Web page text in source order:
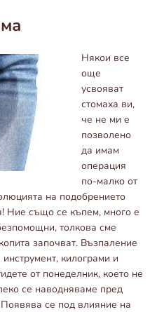
Някои все
още
усвояват
стомаха ви,
че не ми е
позволено
да имам
операция
по-малко от
на подобрението
Ние също се къпем, много е
толкова сме
започват. Възпаление
килограми и
от понеделник, което не
се наводняваме пред
се под влияние на